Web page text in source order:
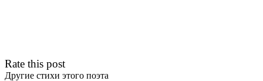
Rate this post
Другие стихи этого поэта